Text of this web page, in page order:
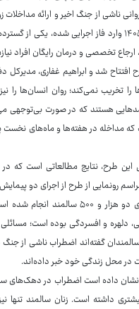
که از ابتدای خرداد ۱۴۰۵ وارد فاز
و درمان رایگان افراد نیازمند تاکید دارد.
شد و ابراهیم غفاری، مدیرکل
را تخریب نمی‌کند؛ روان انسان‌ها
هستند که در صورت بی‌توجهی
مداخله در هفته‌ها و ماه‌های نخست
این طرح، نتایج مطالعاتی است که
رونمایی از طرح از اجرای دو
نخستین پیمایش روی دو
دلهره و افسردگی بوده است؛
محل زندگی خود خبر داده‌اند.
داده است اضطراب در دهک‌های
داشته است. زنان سالمند تنها